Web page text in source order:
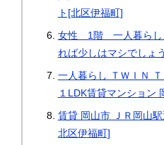
ト[北区伊福町]
女性 1階 一人暮らし
れば少しはマシでしょ
一人暮らし ＴＷＩＮ
１LDK賃貸マンション
賃貸 岡山市 ＪＲ岡山
北区伊福町]